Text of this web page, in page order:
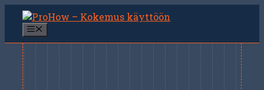
Siirry
sisältöön